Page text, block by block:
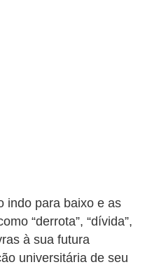
indo para baixo e as
“derrota”, “dívida”,
à sua futura
universitária de seu